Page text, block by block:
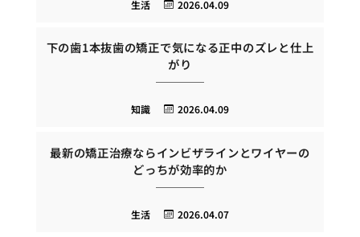
2026.04.09
生活
下の歯1本抜歯の矯正で気になる正中のズレと仕上
がり
2026.04.09
知識
最新の矯正治療ならインビザラインとワイヤーの
どっちが効率的か
2026.04.07
生活